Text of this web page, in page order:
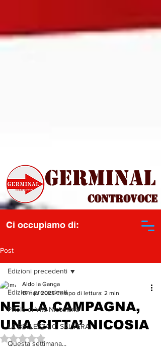
Controvoce
Ci occupiamo di:
Germinal
Post
Edizioni precedenti
Pillole di Vita Nicosiana
LA BELLEZZA CI SALVERA'
Questa settimana...
Edizioni precedenti
NELLA CAMPAGNA,
UNA CITTA’ NICOSIA
Aldo la Ganga
19 nov 2023 Tempo di lettura: 2 min
Valutazione NaN stelle su 5.